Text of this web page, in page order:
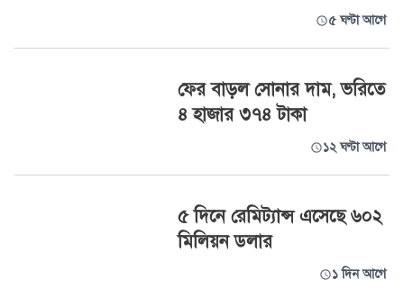
৫ ঘণ্টা আগে
ফের বাড়ল সোনার দাম, ভরিতে
৪ হাজার ৩৭৪ টাকা
১২ ঘণ্টা আগে
৫ দিনে রেমিট্যান্স এসেছে ৬০২
মিলিয়ন ডলার
১ দিন আগে